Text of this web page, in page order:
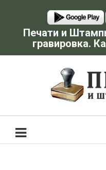
Печати и
гравировка.